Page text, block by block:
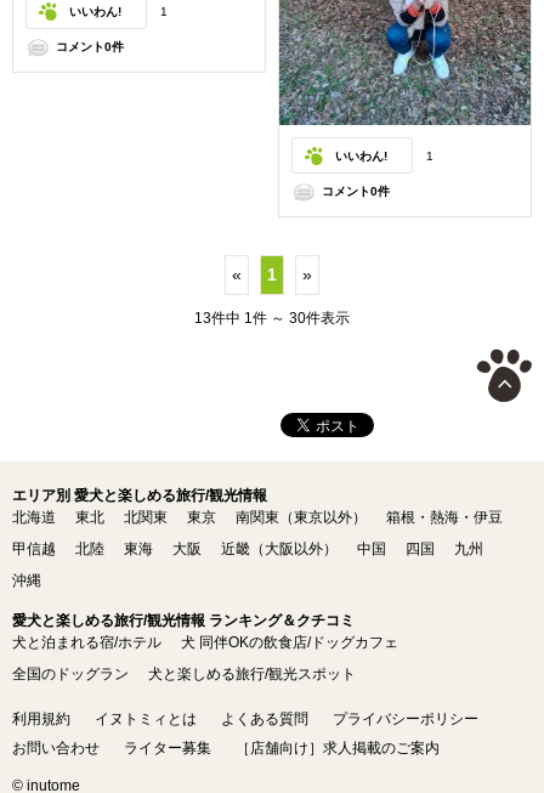
いいわん! 1
コメント0件
いいわん! 1
コメント0件
« 1 »
13件中 1件 ～ 30件表示
エリア別 愛犬と楽しめる旅行/観光情報
北海道
東北 北関東 東京 南関東（東京以外）
箱根・熱海・伊豆
甲信越
北陸 東海 大阪 近畿（大阪以外） 中国 四国
九州
沖縄
愛犬と楽しめる旅行/観光情報 ランキング＆クチコミ
犬と泊まれる宿/ホテル
犬 同伴OKの飲食店/ドッグカフェ
全国のドッグラン
犬と楽しめる旅行/観光スポット
利用規約 イヌトミィとは よくある質問
プライバシーポリシー
お問い合わせ
ライター募集 ［店舗向け］求人掲載のご案内
© inutome